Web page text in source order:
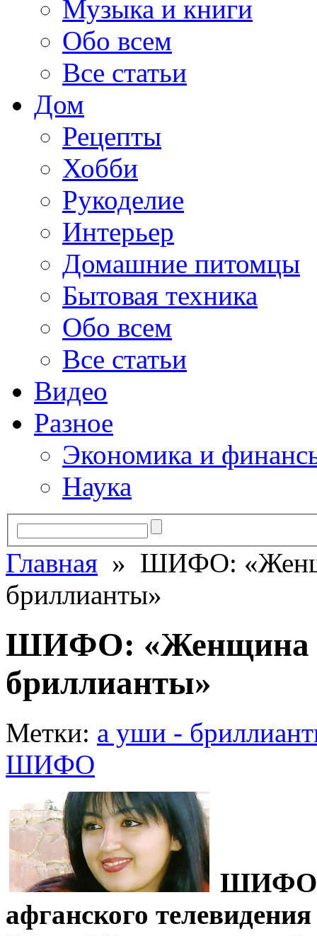
Музыка и книги
Обо всем
Все статьи
Дом
Рецепты
Хобби
Рукоделие
Интерьер
Домашние питомцы
Бытовая техника
Обо всем
Все статьи
Видео
Разное
Экономика и
Наука
Главная » ШИФО:
бриллианты»
ШИФО: «Женщина
бриллианты»
Метки: а уши -
ШИФО
ШИФО -
афганского